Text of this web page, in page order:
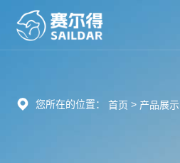
您所在的位置： 首页 > 产品展示